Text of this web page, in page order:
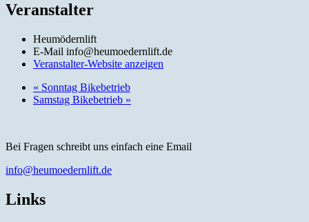
Veranstalter
Heumödernlift
E-Mail info@heumoedernlift.de
Veranstalter-Website anzeigen
« Sonntag Bikebetrieb
Samstag Bikebetrieb »
Bei Fragen schreibt uns einfach eine Email
info@heumoedernlift.de
Links